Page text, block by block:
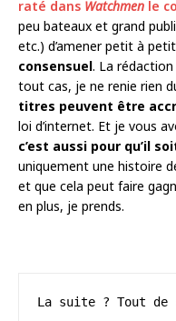
raté dans Watchmen le
peu bateaux et grand
etc.) d’amener petit à petit
consensuel. La
tout cas, je ne renie rien
titres peuvent être
loi d’internet. Et je vous
c’est aussi pour qu’il
uniquement une histoire
et que cela peut faire
en plus, je prends.
La suite ? Tout